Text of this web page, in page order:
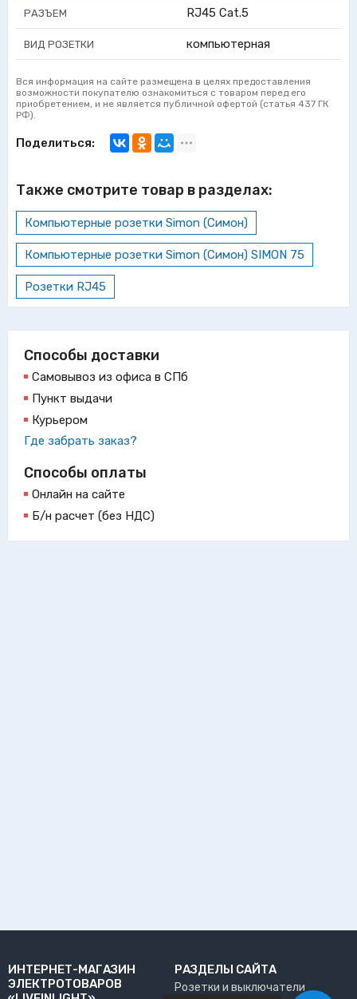
РАЗЪЕМ RJ45 Cat.5
ВИД РОЗЕТКИ компьютерная
Вся информация на сайте размещена в целях предоставления
возможности покупателю ознакомиться с товаром перед его
приобретением, и не является публичной офертой (статья 437 ГК
РФ).
Поделиться:
Также смотрите товар в разделах:
Компьютерные розетки Simon (Симон)
Компьютерные розетки Simon (Симон) SIMON 75
Розетки RJ45
Способы доставки
Самовывоз из офиса в СПб
Пункт выдачи
Курьером
Где забрать заказ?
Способы оплаты
Онлайн на сайте
Б/н расчет (без НДС)
ИНТЕРНЕТ-МАГАЗИН
ЭЛЕКТРОТОВАРОВ
РАЗДЕЛЫ САЙТА
Розетки и выключатели